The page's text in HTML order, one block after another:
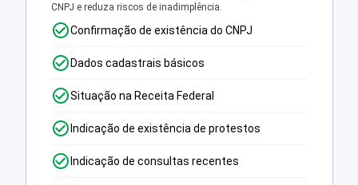
CNPJ e reduza riscos de inadimplência.
Confirmação de existência do CNPJ
Dados cadastrais básicos
Situação na Receita Federal
Indicação de existência de protestos
Indicação de consultas recentes